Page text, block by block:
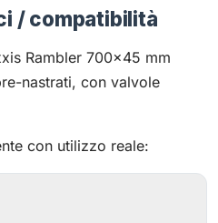
/ compatibilità
Rambler 700x45 mm
nastrati, con valvole
con utilizzo reale: